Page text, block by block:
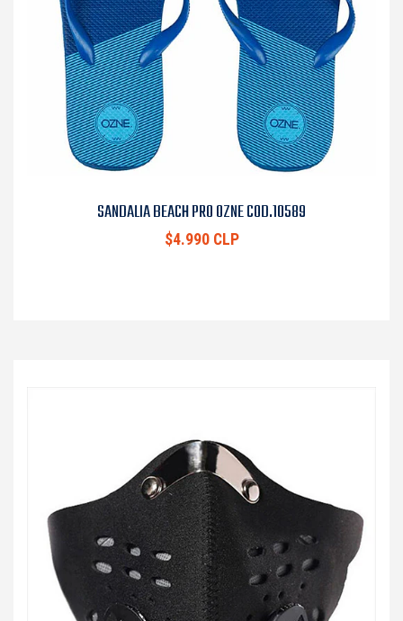
SANDALIA BEACH PRO OZNE COD.10589
$4.990 CLP